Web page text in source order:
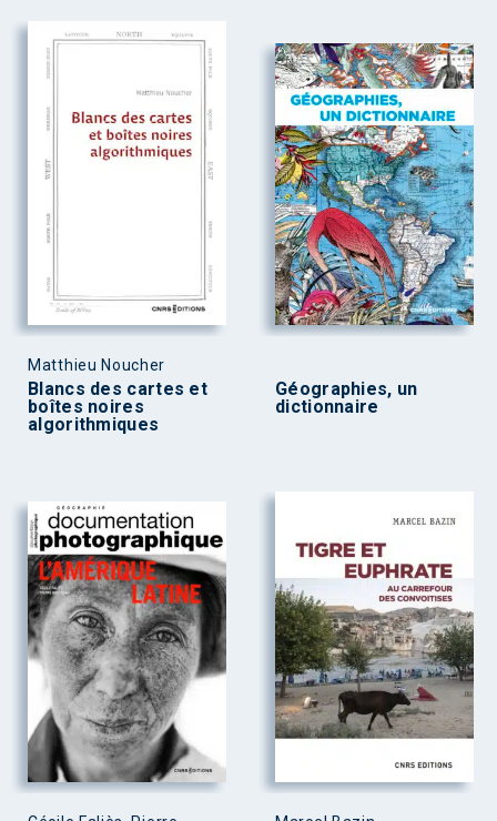
Matthieu Noucher
Blancs des cartes et
boîtes noires
algorithmiques
Géographies, un
dictionnaire